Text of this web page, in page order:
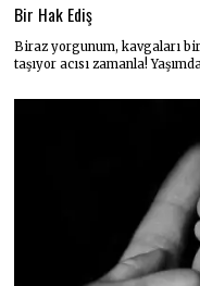
Bir Hak Ediş
Biraz yorgunum, kavgaları
taşıyor acısı zamanla!